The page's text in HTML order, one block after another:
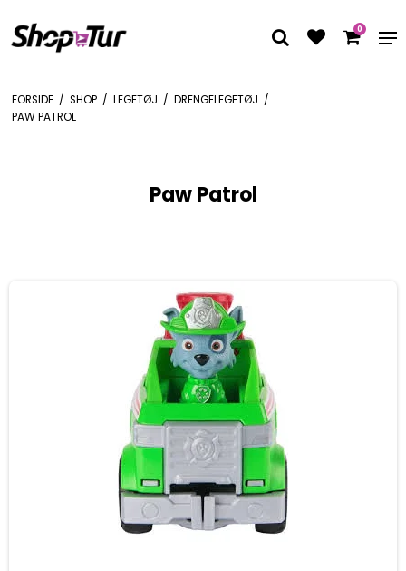
0
FORSIDE / SHOP / LEGETØJ / DRENGELEGETØJ /
PAW PATROL
Paw Patrol